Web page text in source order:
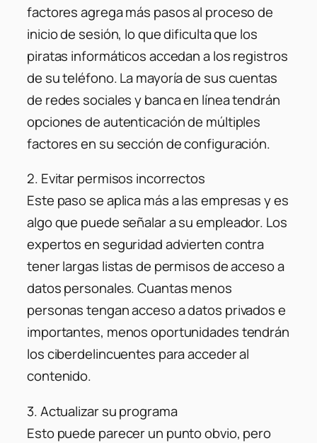
factores agrega más pasos al proceso de
inicio de sesión, lo que dificulta que los
piratas informáticos accedan a los registros
de su teléfono. La mayoría de sus cuentas
de redes sociales y banca en línea tendrán
opciones de autenticación de múltiples
factores en su sección de configuración.
2. Evitar permisos incorrectos
Este paso se aplica más a las empresas y es
algo que puede señalar a su empleador. Los
expertos en seguridad advierten contra
tener largas listas de permisos de acceso a
datos personales. Cuantas menos
personas tengan acceso a datos privados e
importantes, menos oportunidades tendrán
los ciberdelincuentes para acceder al
contenido.
3. Actualizar su programa
Esto puede parecer un punto obvio, pero